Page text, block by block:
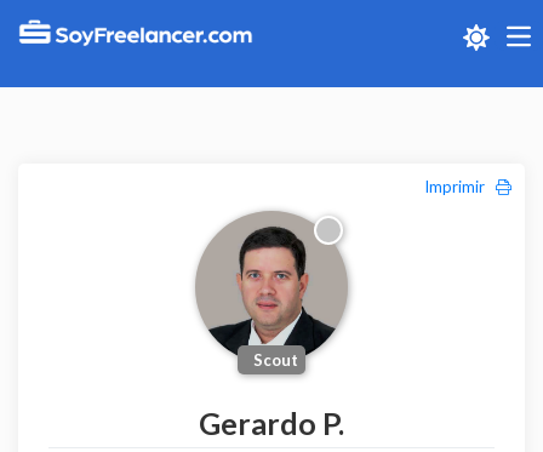
Imprimir
Scout
Gerardo P.